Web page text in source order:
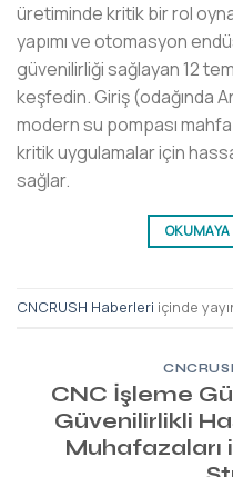
üretiminde kritik bir rol
yapımı ve otomasyon
güvenilirliği sağlayan 12
keşfedin. Giriş (odağında
modern su pompası
kritik uygulamalar için
sağlar.
CNCRUSH Haberleri içinde
CNC İşleme
Güvenilirlikli
Muhafazaları